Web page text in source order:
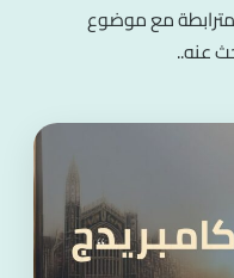
مع موضوع
عنه..